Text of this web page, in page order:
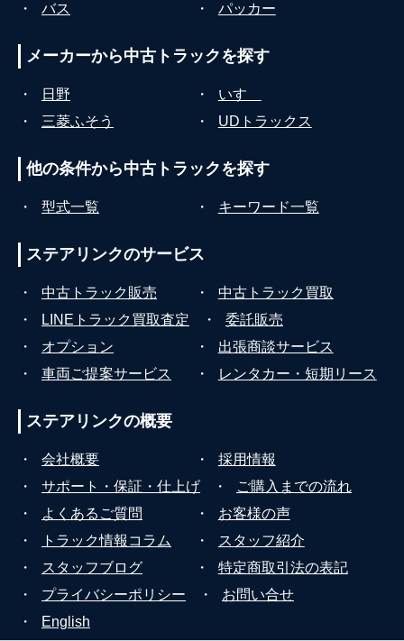
・
バス ・ パッカー
メーカーから中古トラックを探す
・ 日野 ・
いすゞ
・
三菱ふそう ・ UDトラックス
他の条件から中古トラックを探す
・ 型式一覧 ・ キーワード一覧
ステアリンクのサービス
・ 中古トラック販売 ・
中古トラック買取
・
LINEトラック買取査定 ・
委託販売
・
オプション ・
出張商談サービス
・
車両ご提案サービス ・ レンタカー・短期リース
ステアリンクの概要
・ 会社概要 ・
採用情報
・
サポート・保証・仕上げ ・
ご購入までの流れ
・
よくあるご質問 ・
お客様の声
・
トラック情報コラム ・
スタッフ紹介
・
スタッフブログ ・
特定商取引法の表記
・
プライバシーポリシー ・
お問い合せ
・
English